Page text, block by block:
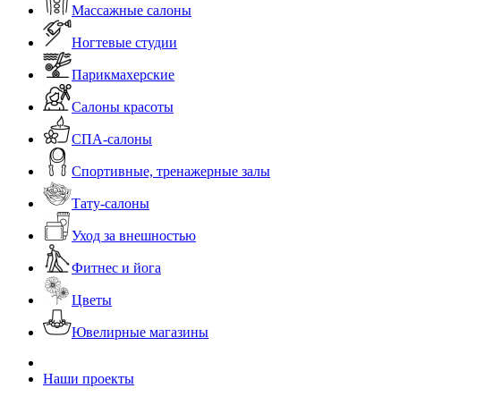
Массажные салоны
Ногтевые студии
Парикмахерские
Салоны красоты
СПА-салоны
Спортивные, тренажерные залы
Тату-салоны
Уход за внешностью
Фитнес и йога
Цветы
Ювелирные магазины
Наши проекты